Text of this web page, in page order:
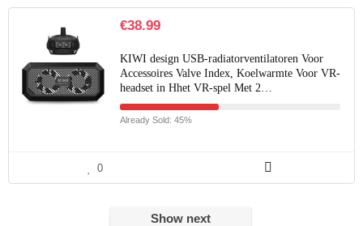
€38.99
KIWI design USB-radiatorventilatoren Voor
Accessoires Valve Index, Koelwarmte Voor VR-
headset in Hhet VR-spel Met 2…
Already Sold: 45%
0
Show next